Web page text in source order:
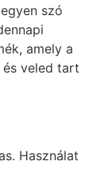
szó
amely a
veled tart
Használat